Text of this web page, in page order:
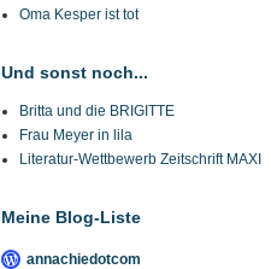
Oma Kesper ist tot
Und sonst noch...
Britta und die BRIGITTE
Frau Meyer in lila
Literatur-Wettbewerb Zeitschrift MAXI
Meine Blog-Liste
annachiedotcom